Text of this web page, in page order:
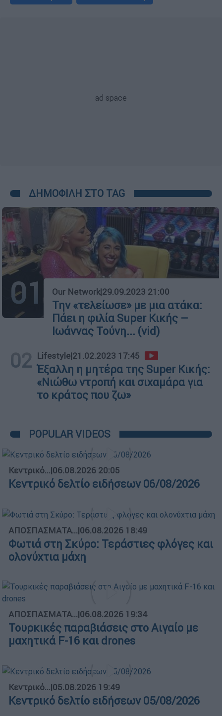
ΔΗΜΟΦΙΛΗ ΣΤΟ TAG
01 Our Network|29.09.2023 21:00
Την «τελείωσε» με μια ατάκα:
Πάει η φιλία Super Κικής –
Ιωάννας Τούνη... (vid)
02 Lifestyle|21.02.2023 17:45
Έξαλλη η μητέρα της Super Κικής:
«Νιώθω ντροπή και σιχαμάρα για
το κράτος που ζω»
POPULAR VIDEOS
Κεντρικό...|06.08.2026 20:05
Κεντρικό δελτίο ειδήσεων 06/08/2026
ΑΠΟΣΠΑΣΜΑΤΑ...|06.08.2026 18:49
Φωτιά στη Σκύρο: Τεράστιες φλόγες και
ολονύχτια μάχη
ΑΠΟΣΠΑΣΜΑΤΑ...|06.08.2026 19:34
Τουρκικές παραβιάσεις στο Αιγαίο με
μαχητικά F-16 και drones
Κεντρικό...|05.08.2026 19:49
Κεντρικό δελτίο ειδήσεων 05/08/2026